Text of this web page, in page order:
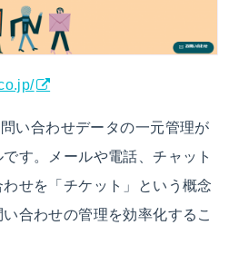
い合わせデータの一元管理が
す。メールや電話、チャット
せを「チケット」という概念
合わせの管理を効率化するこ